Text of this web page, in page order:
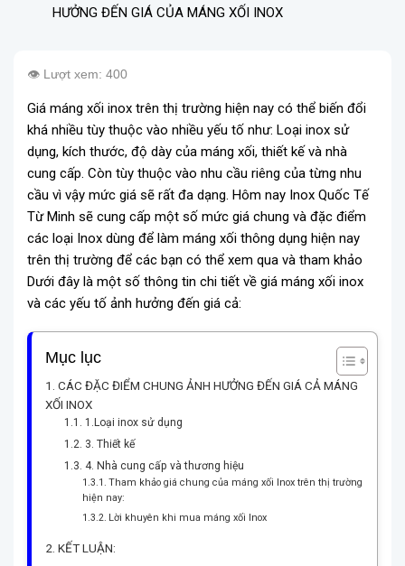
HƯỞNG ĐẾN GIÁ CỦA MÁNG XỐI INOX
👁️ Lượt xem: 400
Giá máng xối inox trên thị trường hiện nay có thể biến đổi
khá nhiều tùy thuộc vào nhiều yếu tố như: Loại inox sử
dụng, kích thước, độ dày của máng xối, thiết kế và nhà
cung cấp. Còn tùy thuộc vào nhu cầu riêng của từng nhu
cầu vì vậy mức giá sẽ rất đa dạng. Hôm nay Inox Quốc Tế
Từ Minh sẽ cung cấp một số mức giá chung và đặc điểm
các loại Inox dùng để làm máng xối thông dụng hiện nay
trên thị trường để các bạn có thể xem qua và tham khảo
Dưới đây là một số thông tin chi tiết về giá máng xối inox
và các yếu tố ảnh hưởng đến giá cả:
Mục lục
CÁC ĐẶC ĐIỂM CHUNG ẢNH HƯỞNG ĐẾN GIÁ CẢ MÁNG
XỐI INOX
1.Loại inox sử dụng
3. Thiết kế
4. Nhà cung cấp và thương hiệu
Tham khảo giá chung của máng xối Inox trên thị trường
hiện nay:
Lời khuyên khi mua máng xối Inox
KẾT LUẬN: